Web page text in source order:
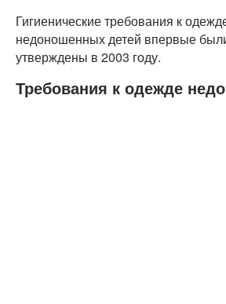
Гигиенические требования к
недоношенных детей впервые
утверждены в 2003 году.
Требования к одежде